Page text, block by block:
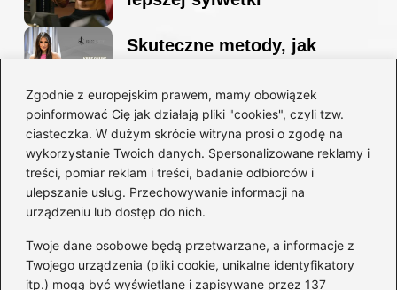
Zgodnie z europejskim prawem, mamy obowiązek
poinformować Cię jak działają pliki "cookies", czyli tzw.
ciasteczka. W dużym skrócie witryna prosi o zgodę na
wykorzystanie Twoich danych. Spersonalizowane reklamy i
treści, pomiar reklam i treści, badanie odbiorców i
ulepszanie usług. Przechowywanie informacji na
urządzeniu lub dostęp do nich.
Twoje dane osobowe będą przetwarzane, a informacje z
Twojego urządzenia (pliki cookie, unikalne identyfikatory
itp.) mogą być wyświetlane i zapisywane przez 137
Skuteczne metody, jak
schudnąć i wyrzeźbić
sylwetkę w zaledwie 90 dni
Idealny garnitur: jak dobrać
go do swojej sylwetki?
Kategorie